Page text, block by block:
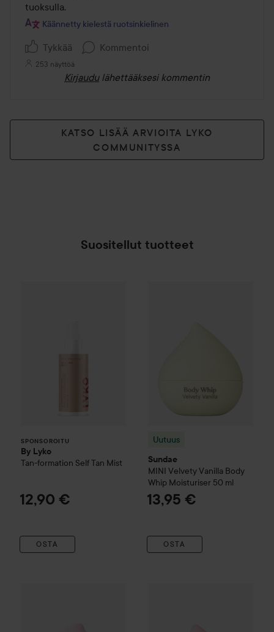
tuoksulla.
Käännetty kielestä ruotsinkielinen
Tykkää Kommentoi
253 näyttöä
Kirjaudu lähettääksesi kommentin
KATSO LISÄÄ ARVIOITA LYKO
COMMUNITYSSA
Suositellut tuotteet
SPONSOROITU
By Lyko
Tan-formation Self Tan Mist
12,90 €
OSTA
Uutuus
Sundae
MINI Velvety Vanilla Body
Whip Moisturiser 50 ml
13,95 €
OSTA